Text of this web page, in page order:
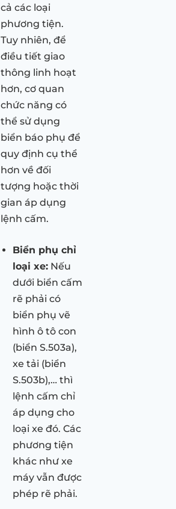
cả các loại
phương tiện.
Tuy nhiên, để
điều tiết giao
thông linh hoạt
hơn, cơ quan
chức năng có
thể sử dụng
biển báo phụ để
quy định cụ thể
hơn về đối
tượng hoặc thời
gian áp dụng
lệnh cấm.
Biển phụ chỉ
loại xe: Nếu
dưới biển cấm
rẽ phải có
biển phụ vẽ
hình ô tô con
(biển S.503a),
xe tải (biển
S.503b),… thì
lệnh cấm chỉ
áp dụng cho
loại xe đó. Các
phương tiện
khác như xe
máy vẫn được
phép rẽ phải.